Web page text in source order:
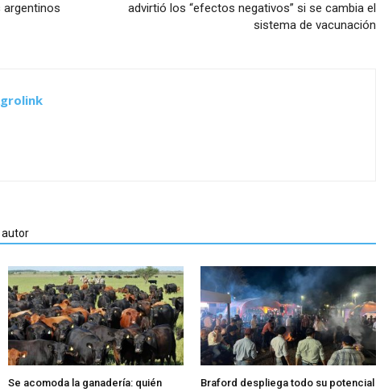
advirtió los “efectos negativos” si se cambia el
sistema de vacunación
autor
Se acomoda la ganadería: quién
Braford despliega todo su potencial